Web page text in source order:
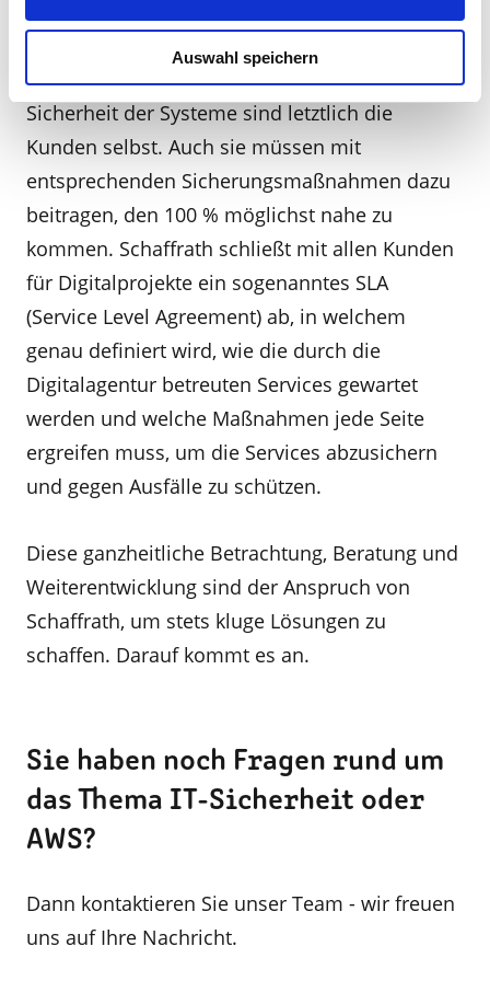
Auswahl speichern
Sicherheit
Ein weiterer wesentlicher Baustein für die
Sicherheit der Systeme sind letztlich die
Kunden selbst. Auch sie müssen mit
entsprechenden Sicherungsmaßnahmen dazu
beitragen, den 100 % möglichst nahe zu
kommen. Schaffrath schließt mit allen Kunden
für Digitalprojekte ein sogenanntes SLA
(Service Level Agreement) ab, in welchem
genau definiert wird, wie die durch die
Digitalagentur betreuten Services gewartet
werden und welche Maßnahmen jede Seite
ergreifen muss, um die Services abzusichern
und gegen Ausfälle zu schützen.
Diese ganzheitliche Betrachtung, Beratung und
Weiterentwicklung sind der Anspruch von
Schaffrath, um stets kluge Lösungen zu
schaffen. Darauf kommt es an.
Sie haben noch Fragen rund um
das Thema IT-Sicherheit oder
AWS?
Dann kontaktieren Sie unser Team - wir freuen
uns auf Ihre Nachricht.